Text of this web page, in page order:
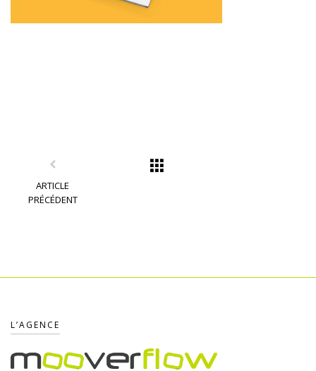
ARTICLE
PRÉCÉDENT
L’AGENCE